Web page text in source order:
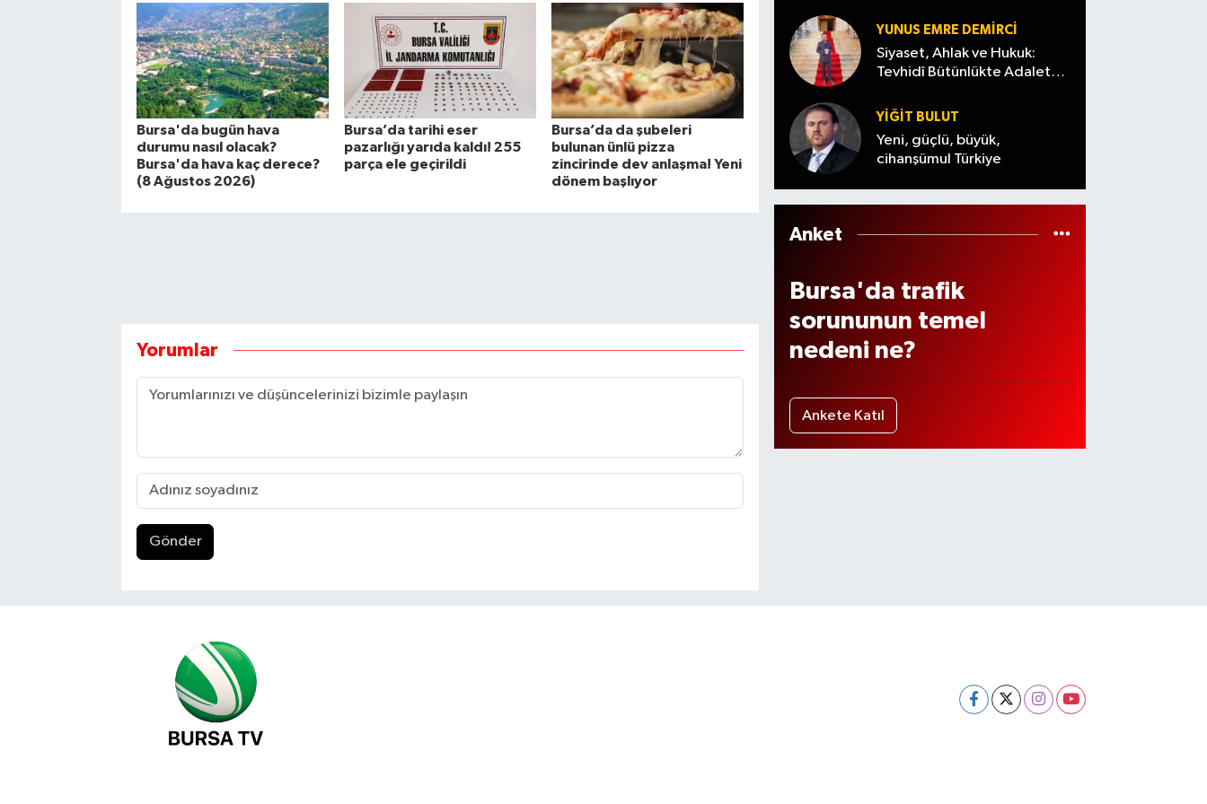
Bursa'da bugün hava
durumu nasıl olacak?
Bursa'da hava kaç derece?
(8 Ağustos 2026)
Bursa’da tarihi eser
pazarlığı yarıda kaldı! 255
parça ele geçirildi
Bursa’da da şubeleri
bulunan ünlü pizza
zincirinde dev anlaşma! Yeni
dönem başlıyor
Yorumlar
Gönder
dı
’te
görüş
ülece
k
k yol
yenile
niyor
2026
günce
l altın
fiyatl
arı...
YUNUS EMRE DEMIRCI
Siyaset, Ahlak ve Hukuk:
Tevhidî Bütünlükte Adalet
YİĞİT BULUT
Yeni, güçlü, büyük,
cihanşümul Türkiye
Anket
Bursa'da trafik
sorununun temel
nedeni ne?
Ankete Katıl